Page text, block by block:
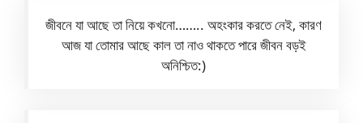
জীবনে যা আছে তা নিয়ে কখনো…….. অহংকার করতে নেই, কারণ
আজ যা তোমার আছে কাল তা নাও থাকতে পারে জীবন বড়ই
অনিশ্চিত:)